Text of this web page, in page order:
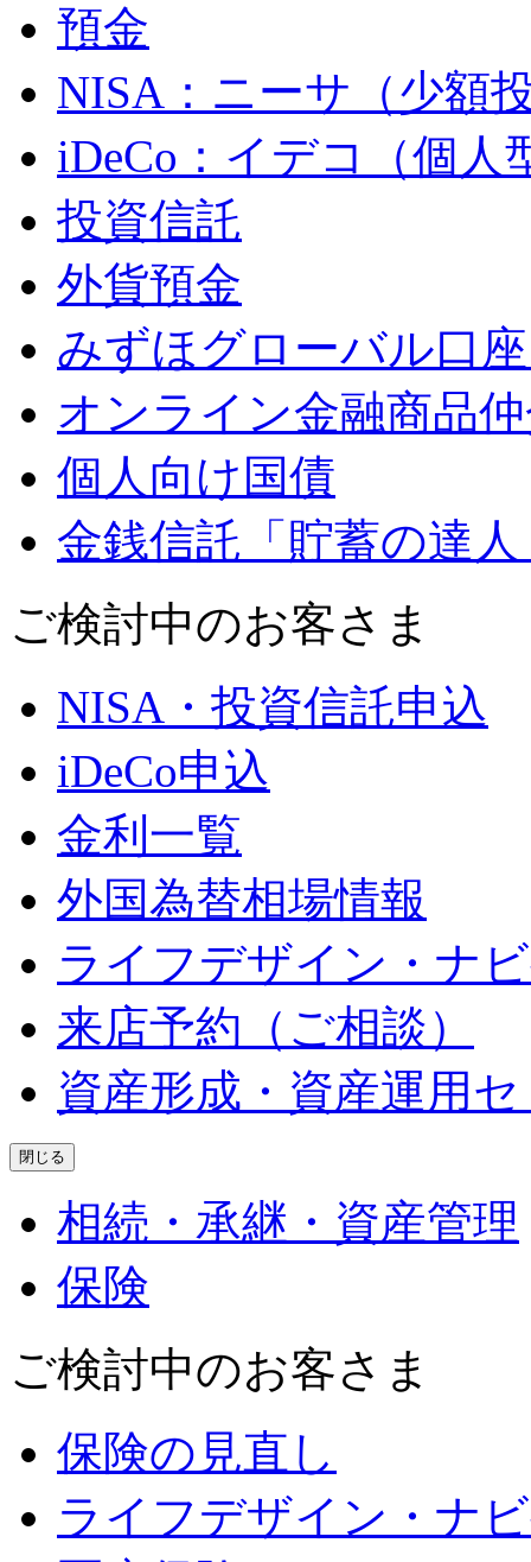
預金
NISA：ニーサ（少額
iDeCo：イデコ（個人
投資信託
外貨預金
みずほグローバル口
オンライン金融商品
個人向け国債
金銭信託「貯蓄の達人
ご検討中のお客さま
NISA・投資信託申込
iDeCo申込
金利一覧
外国為替相場情報
ライフデザイン・ナ
来店予約（ご相談）
資産形成・資産運用
閉じる
相続・承継・資産管理
保険
ご検討中のお客さま
保険の見直し
ライフデザイン・ナ